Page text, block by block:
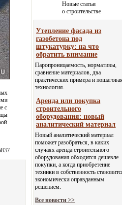
с
Новые статьи
о строительстве
Утепление фасада из
газобетона под
штукатурку: на что
обратить внимание
Паропроницаемость, нормативы,
сравнение материалов, два
практических примера и
технология.
Аренда или покупка
строительного
оборудования: новый
аналитический материал
Новый аналитический материал
поможет разобраться, в каких
случаях аренда строительного
оборудования обходится дешевле
покупки, а когда приобретение
техники в собственность
экономически оправданным
решением.
Все новости >>